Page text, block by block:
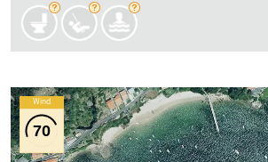
Wind
70